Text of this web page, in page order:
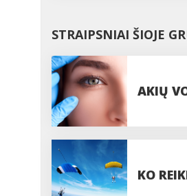
STRAIPSNIAI ŠIOJE
AKIŲ
KO